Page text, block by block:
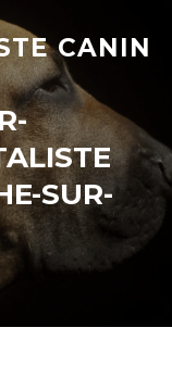
CANIN
SUR-